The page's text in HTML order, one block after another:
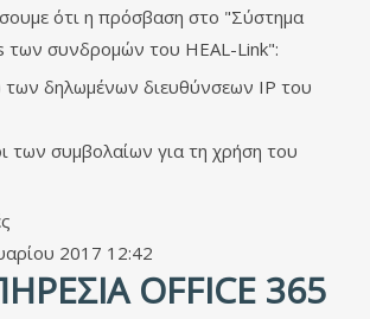
ότι η πρόσβαση στο "Σύστημα
των συνδρομών του HEAL-Link":
των δηλωμένων διευθύνσεων IP του
των συμβολαίων για τη χρήση του
2017 12:42
OFFICE 365